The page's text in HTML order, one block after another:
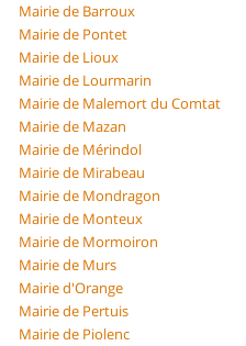
Mairie de Barroux
Mairie de Pontet
Mairie de Lioux
Mairie de Lourmarin
Mairie de Malemort du Comtat
Mairie de Mazan
Mairie de Mérindol
Mairie de Mirabeau
Mairie de Mondragon
Mairie de Monteux
Mairie de Mormoiron
Mairie de Murs
Mairie d'Orange
Mairie de Pertuis
Mairie de Piolenc